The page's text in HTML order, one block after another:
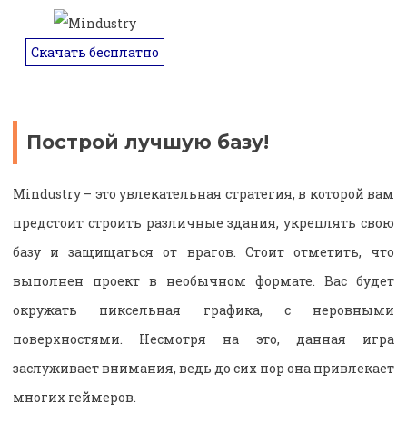
Скачать бесплатно
Построй лучшую базу!
Mindustry – это увлекательная стратегия, в которой вам
предстоит строить различные здания, укреплять свою
базу и защищаться от врагов. Стоит отметить, что
выполнен проект в необычном формате. Вас будет
окружать пиксельная графика, с неровными
поверхностями. Несмотря на это, данная игра
заслуживает внимания, ведь до сих пор она привлекает
многих геймеров.